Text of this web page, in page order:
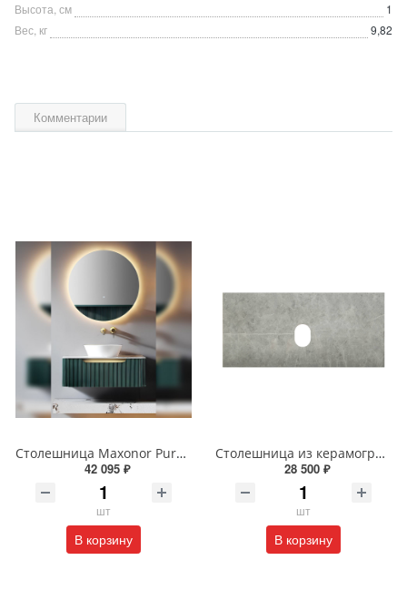
Высота, см
1
Вес, кг
9,82
Комментарии
Столешница Maxonor Pure Life SALON 90 см Tourmaline PL-FCT05-90-MR камень пандоры
42 095 ₽
шт
В корзину
Столешница из керамогранита BelBagno 100 см KEP-100-MGL-W0 Marmo Grigio Lucido
28 500 ₽
шт
В корзину